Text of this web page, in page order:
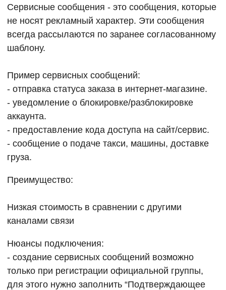
Сервисные сообщения - это сообщения, которые
не носят рекламный характер. Эти сообщения
всегда рассылаются по заранее согласованному
шаблону.
Пример сервисных сообщений:
- отправка статуса заказа в интернет-магазине.
- уведомление о блокировке/разблокировке
аккаунта.
- предоставление кода доступа на сайт/сервис.
- сообщение о подаче такси, машины, доставке
груза.
Преимущество:
Низкая стоимость в сравнении с другими
каналами связи
Нюансы подключения:
- создание сервисных сообщений возможно
только при регистрации официальной группы,
для этого нужно заполнить “Подтверждающее